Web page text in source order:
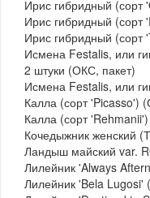
Ирис гибридный (сорт
Ирис гибридный (сорт
Ирис гибридный
Исмена Festalis, или
2 штуки (ОКС, пакет)
Исмена Festalis, или
Калла (сорт 'Picasso')
Калла (сорт
Кочедыжник женский
Ландыш майский var.
Лилейник 'Always
Лилейник 'Bela Lugosi'